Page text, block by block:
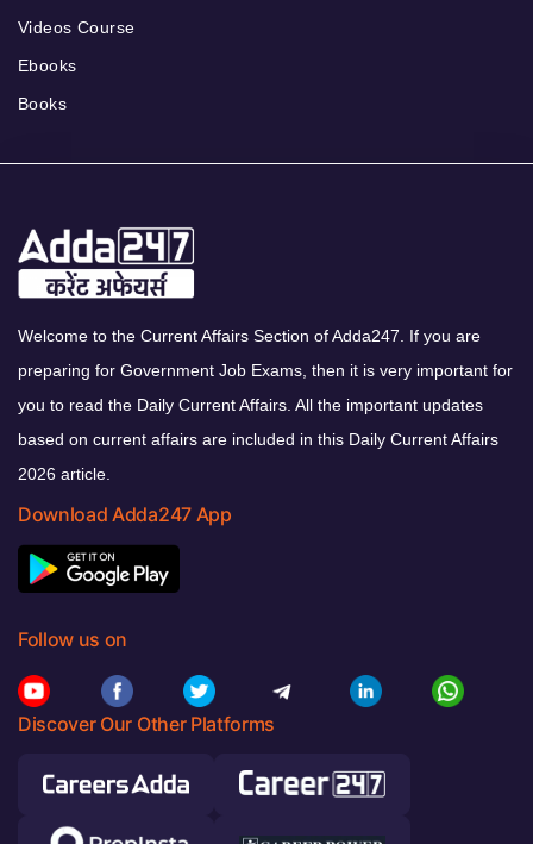
Videos Course
Ebooks
Books
Welcome to the Current Affairs Section of Adda247. If you are
preparing for Government Job Exams, then it is very important for
you to read the Daily Current Affairs. All the important updates
based on current affairs are included in this Daily Current Affairs
2026 article.
Download Adda247 App
Follow us on
Discover Our Other Platforms